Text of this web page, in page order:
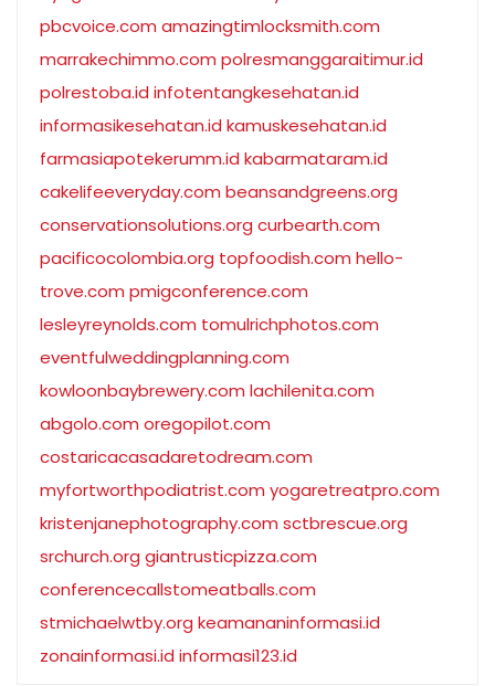
pbcvoice.com amazingtimlocksmith.com
marrakechimmo.com polresmanggaraitimur.id
polrestoba.id infotentangkesehatan.id
informasikesehatan.id kamuskesehatan.id
farmasiapotekerumm.id kabarmataram.id
cakelifeeveryday.com beansandgreens.org
conservationsolutions.org curbearth.com
pacificocolombia.org topfoodish.com hello-
trove.com pmigconference.com
lesleyreynolds.com tomulrichphotos.com
eventfulweddingplanning.com
kowloonbaybrewery.com lachilenita.com
abgolo.com oregopilot.com
costaricacasadaretodream.com
myfortworthpodiatrist.com yogaretreatpro.com
kristenjanephotography.com sctbrescue.org
srchurch.org giantrusticpizza.com
conferencecallstomeatballs.com
stmichaelwtby.org keamananinformasi.id
zonainformasi.id informasi123.id